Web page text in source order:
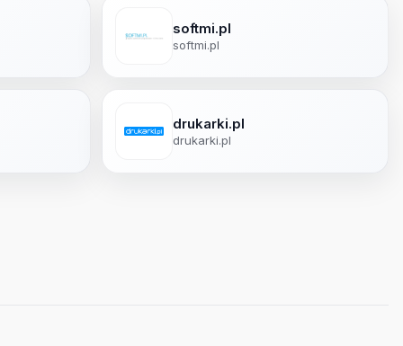
softmi.pl
softmi.pl
drukarki.pl
drukarki.pl